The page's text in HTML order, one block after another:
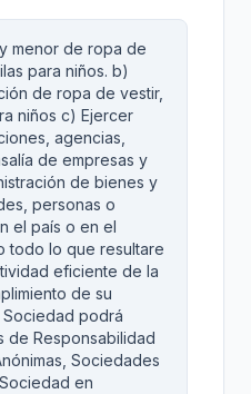
menor de ropa de
para niños. b)
de ropa de vestir,
niños c) Ejercer
agencias,
de empresas y
de bienes y
personas o
el país o en el
todo lo que resultare
eficiente de la
de su
podrá
de Responsabilidad
Sociedades
en